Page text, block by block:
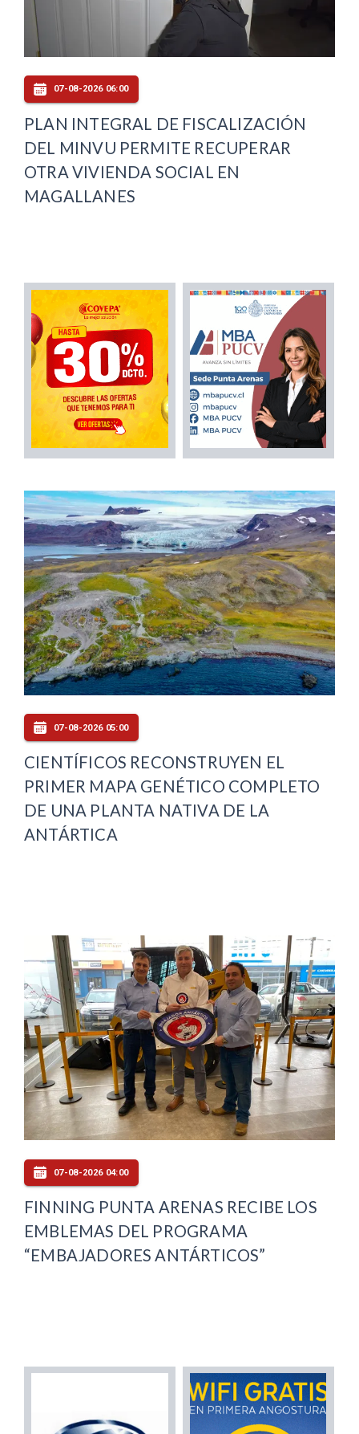
07-08-2026 06:00
PLAN INTEGRAL DE FISCALIZACIÓN
DEL MINVU PERMITE RECUPERAR
OTRA VIVIENDA SOCIAL EN
MAGALLANES
07-08-2026 05:00
CIENTÍFICOS RECONSTRUYEN EL
PRIMER MAPA GENÉTICO COMPLETO
DE UNA PLANTA NATIVA DE LA
ANTÁRTICA
07-08-2026 04:00
FINNING PUNTA ARENAS RECIBE LOS
EMBLEMAS DEL PROGRAMA
“EMBAJADORES ANTÁRTICOS”